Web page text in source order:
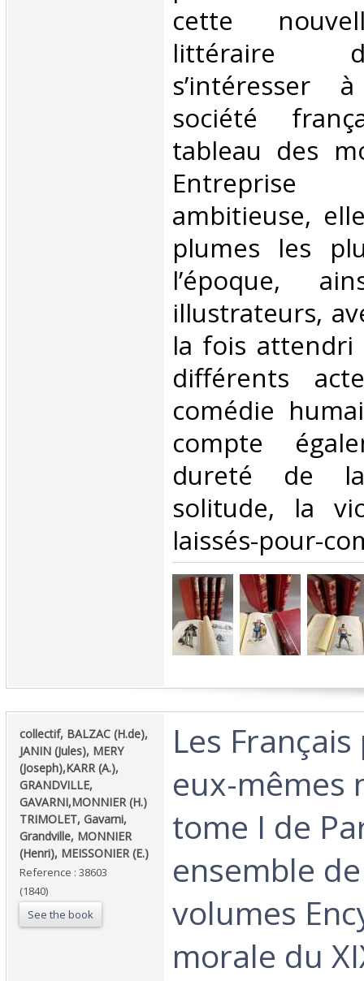
cette
littéraire
s’intéresser
société
tableau des
Entreprise
ambitieuse,
plumes les
l’époque,
illustrateurs,
la fois attendri
différents
comédie
compte
dureté de
solitude, la
laissés-pour-
‎collectif, BALZAC (H.de),
JANIN (Jules), MERY
(Joseph),KARR (A.),
GRANDVILLE,
GAVARNI,MONNIER (H.)
TRIMOLET, Gavarni,
Grandville, MONNIER
(Henri), MEISSONIER (E.)‎
Reference : 38603
(1840)
See the book
‎Les
eux-mêmes
tome I de
ensemble
volumes
morale du